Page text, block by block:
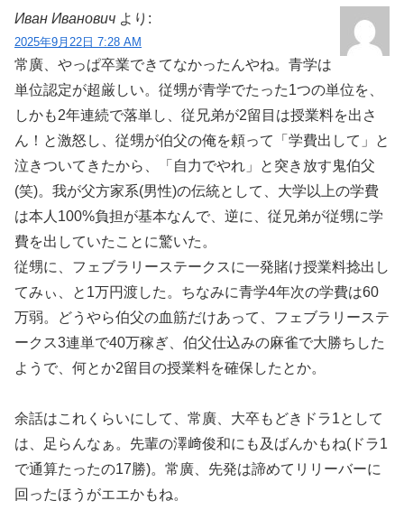
Иван Иванович より:
2025年9月22日 7:28 AM
常廣、やっぱ卒業できてなかったんやね。青学は
単位認定が超厳しい。従甥が青学でたった1つの単位を、
しかも2年連続で落単し、従兄弟が2留目は授業料を出さ
ん！と激怒し、従甥が伯父の俺を頼って「学費出して」と
泣きついてきたから、「自力でやれ」と突き放す鬼伯父
(笑)。我が父方家系(男性)の伝統として、大学以上の学費
は本人100%負担が基本なんで、逆に、従兄弟が従甥に学
費を出していたことに驚いた。
従甥に、フェブラリーステークスに一発賭け授業料捻出し
てみぃ、と1万円渡した。ちなみに青学4年次の学費は60
万弱。どうやら伯父の血筋だけあって、フェブラリーステ
ークス3連単で40万稼ぎ、伯父仕込みの麻雀で大勝ちした
ようで、何とか2留目の授業料を確保したとか。
余話はこれくらいにして、常廣、大卒もどきドラ1として
は、足らんなぁ。先輩の澤﨑俊和にも及ばんかもね(ドラ1
で通算たったの17勝)。常廣、先発は諦めてリリーバーに
回ったほうがエエかもね。